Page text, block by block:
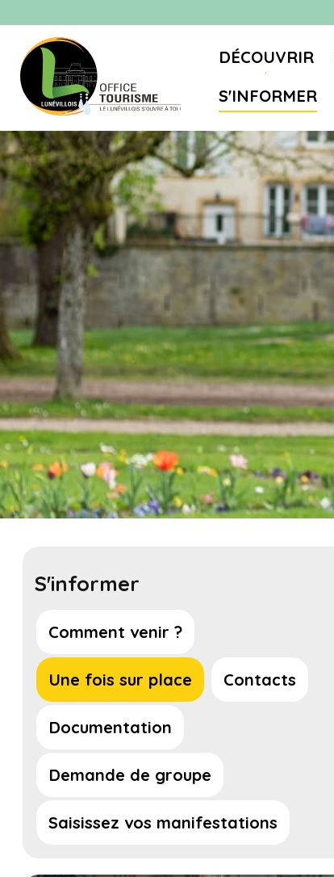
DÉCOUVRIR
S'INFORMER
S'informer
Comment venir ?
Une fois sur place Contacts
Documentation
Demande de groupe
Saisissez vos manifestations